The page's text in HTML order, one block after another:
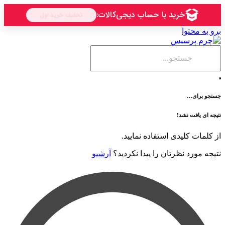
نشد!
کلیدی استفاده نمایید.
نظرتان را پیدا نکردید؟ آرشیو